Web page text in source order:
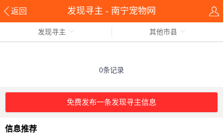
返回 发现寻主 - 南宁宠物网
发现寻主 其他市县
0条记录
免费发布一条发现寻主信息
信息推荐